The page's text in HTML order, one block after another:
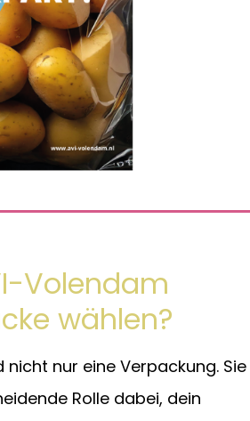
Volendam
wählen?
nur eine Verpackung. Sie
Rolle dabei, dein